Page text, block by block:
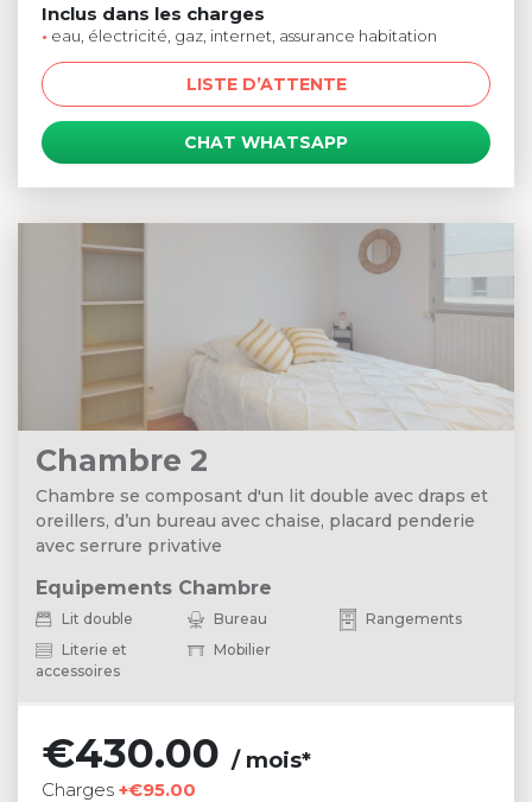
Inclus dans les charges
• eau, électricité, gaz, internet, assurance habitation
LISTE D’ATTENTE
CHAT WHATSAPP
Chambre 2
Chambre se composant d'un lit double avec draps et
oreillers, d’un bureau avec chaise, placard penderie
avec serrure privative
Equipements Chambre
Lit double Bureau
Rangements
Literie et
accessoires
Mobilier
€430.00 / mois*
Charges +€95.00